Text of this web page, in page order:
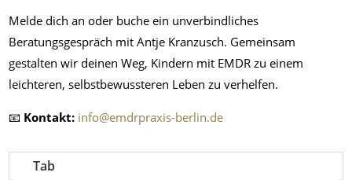
Melde dich an oder buche ein unverbindliches
Beratungsgespräch mit Antje Kranzusch. Gemeinsam
gestalten wir deinen Weg, Kindern mit EMDR zu einem
leichteren, selbstbewussteren Leben zu verhelfen.
📧 Kontakt: info@emdrpraxis-berlin.de
Tab